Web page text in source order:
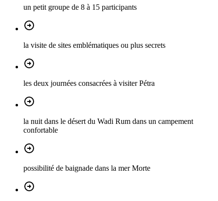
un petit groupe de 8 à 15 participants
la visite de sites emblématiques ou plus secrets
les deux journées consacrées à visiter Pétra
la nuit dans le désert du Wadi Rum dans un campement
confortable
possibilité de baignade dans la mer Morte